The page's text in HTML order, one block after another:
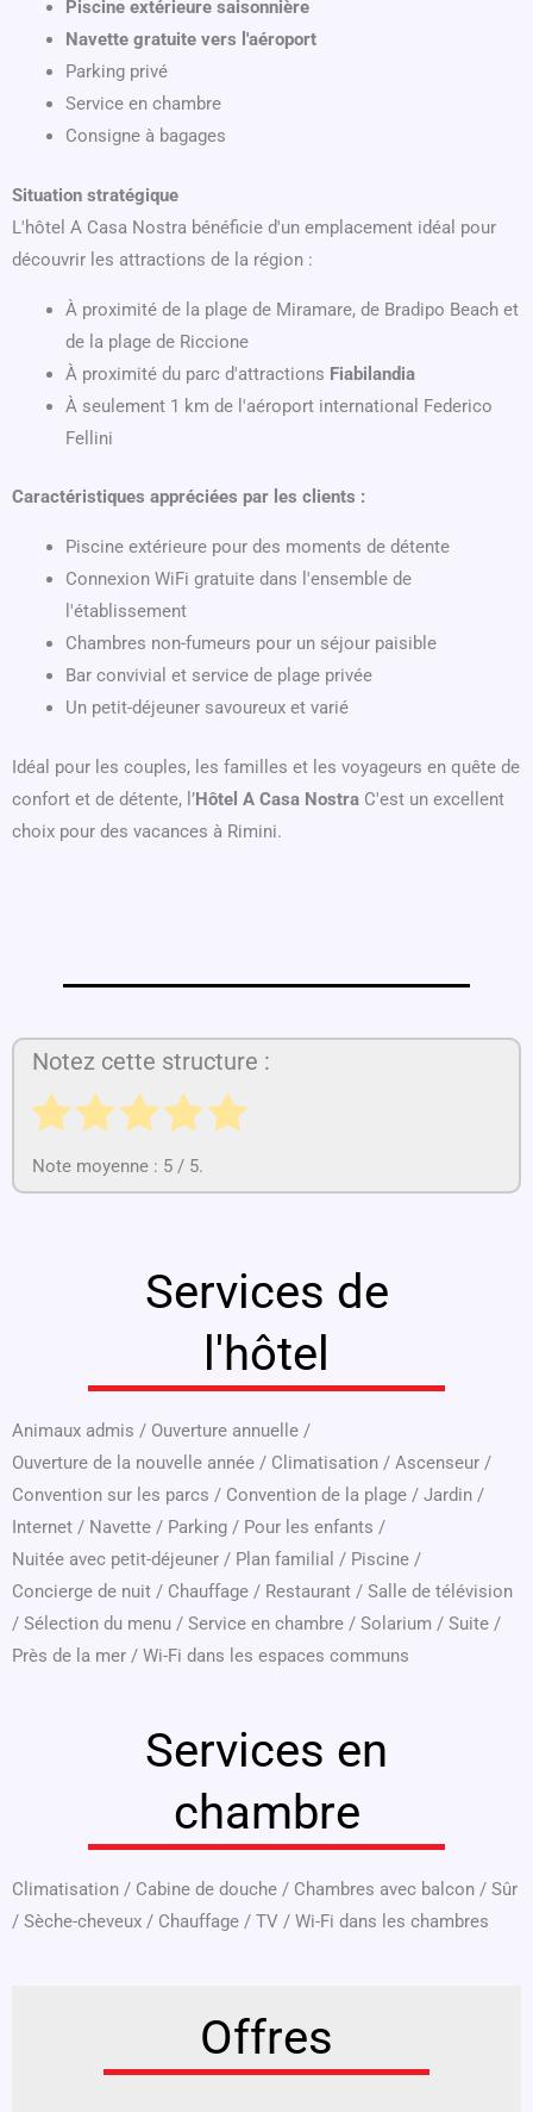
Piscine extérieure saisonnière
Navette gratuite vers l'aéroport
Parking privé
Service en chambre
Consigne à bagages
Situation stratégique
L'hôtel A Casa Nostra bénéficie d'un emplacement idéal pour
découvrir les attractions de la région :
À proximité de la plage de Miramare, de Bradipo Beach et
de la plage de Riccione
À proximité du parc d'attractions Fiabilandia
À seulement 1 km de l'aéroport international Federico
Fellini
Caractéristiques appréciées par les clients :
Piscine extérieure pour des moments de détente
Connexion WiFi gratuite dans l'ensemble de
l'établissement
Chambres non-fumeurs pour un séjour paisible
Bar convivial et service de plage privée
Un petit-déjeuner savoureux et varié
Idéal pour les couples, les familles et les voyageurs en quête de
confort et de détente, l’Hôtel A Casa Nostra C'est un excellent
choix pour des vacances à Rimini.
Notez cette structure :
Note moyenne : 5 / 5.
Services de
l'hôtel
Animaux admis / Ouverture annuelle /
Ouverture de la nouvelle année / Climatisation / Ascenseur /
Convention sur les parcs / Convention de la plage / Jardin /
Internet / Navette / Parking / Pour les enfants /
Nuitée avec petit-déjeuner / Plan familial / Piscine /
Concierge de nuit / Chauffage / Restaurant / Salle de télévision
/ Sélection du menu / Service en chambre / Solarium / Suite /
Près de la mer / Wi-Fi dans les espaces communs
Services en
chambre
Climatisation / Cabine de douche / Chambres avec balcon / Sûr
/ Sèche-cheveux / Chauffage / TV / Wi-Fi dans les chambres
Offres